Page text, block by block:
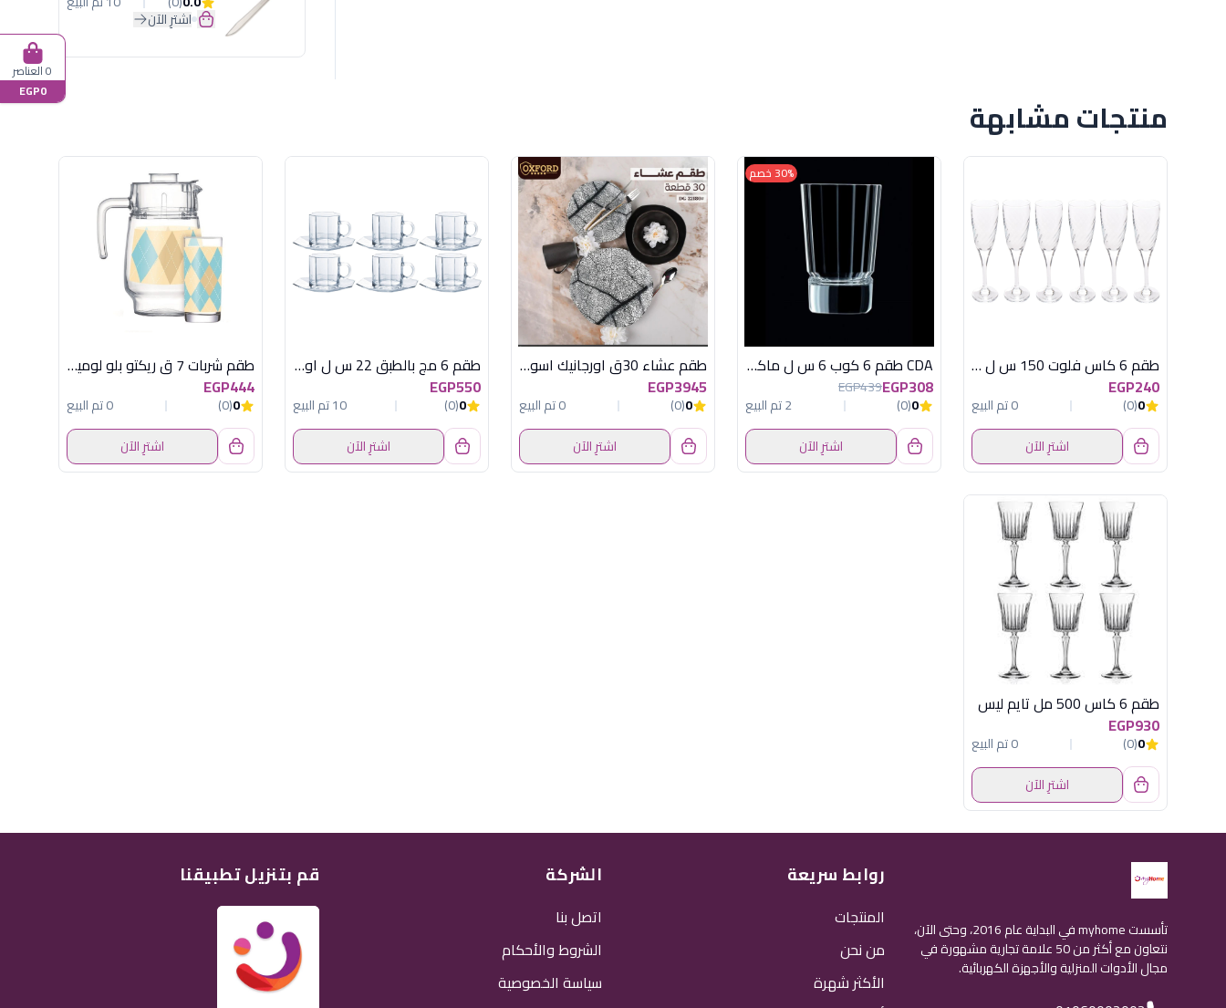
اشترِ الآن
منتجات مشابهة
طقم 6 كاس فلوت 150 س ل فرى باشابتشى
EGP240
0
(0)
0 تم البيع
اشترِ الآن
30% خصم
CDA طقم 6 كوب 6 س ل ماكاسار
EGP308
EGP439
0
(0)
2 تم البيع
اشترِ الآن
طقم عشاء 30ق اورجانيك اسود اكسفورد - كود 22180
EGP3945
0
(0)
0 تم البيع
اشترِ الآن
طقم 6 مج بالطبق 22 س ل اوكتيم لومينارك
EGP550
0
(0)
10 تم البيع
اشترِ الآن
طقم شربات 7 ق ريكتو بلو لومينارك
EGP444
0
(0)
0 تم البيع
اشترِ الآن
طقم 6 كاس 500 مل تايم ليس
EGP930
0
(0)
0 تم البيع
اشترِ الآن
تأسست myhome في البداية عام 2016، وحتى الآن،
نتعاون مع أكثر من 50 علامة تجارية مشهورة في
مجال الأدوات المنزلية والأجهزة الكهربائية.
روابط سريعة
المنتجات
من نحن
الأكثر شهرة
الشركة
اتصل بنا
الشروط والأحكام
سياسة الخصوصية
قم بتنزيل تطبيقنا
0 العناصر
EGP0